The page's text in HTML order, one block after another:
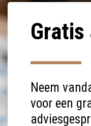
Gratis
Neem
voor een